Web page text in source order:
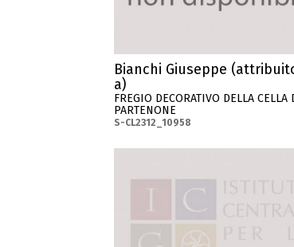
Bianchi Giuseppe
a)
FREGIO DECORATIVO DELLA CELLA
PARTENONE
S-CL2312_10958